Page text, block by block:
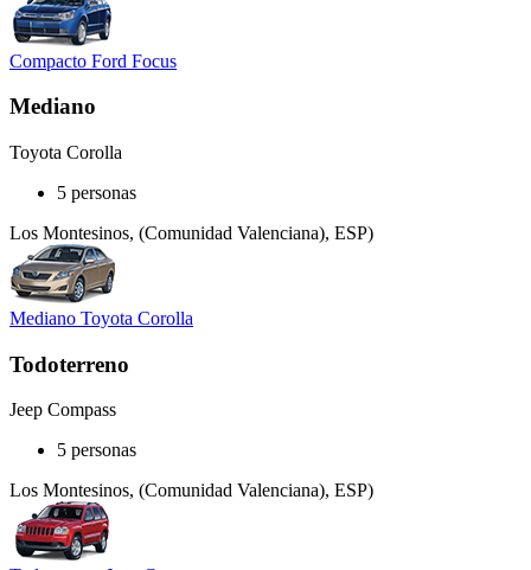
Compacto Ford Focus
Mediano
Toyota Corolla
5 personas
Los Montesinos, (Comunidad Valenciana), ESP)
Mediano Toyota Corolla
Todoterreno
Jeep Compass
5 personas
Los Montesinos, (Comunidad Valenciana), ESP)